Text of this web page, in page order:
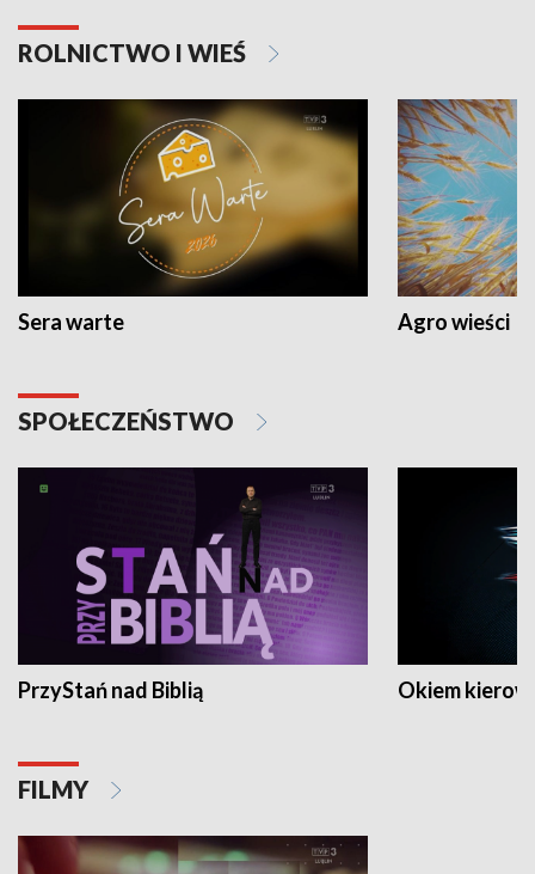
ROLNICTWO I WIEŚ
Sera warte Agro wieści
SPOŁECZEŃSTWO
PrzyStań nad Biblią Okiem
FILMY